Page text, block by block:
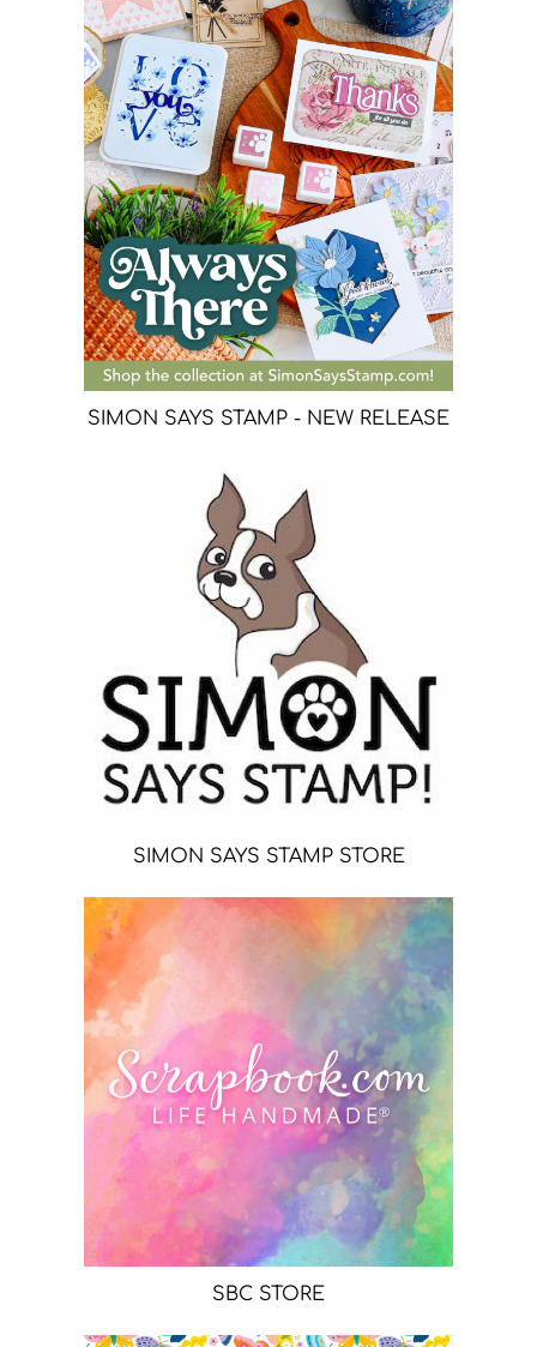
SIMON SAYS STAMP - NEW RELEASE
SIMON SAYS STAMP STORE
SBC STORE